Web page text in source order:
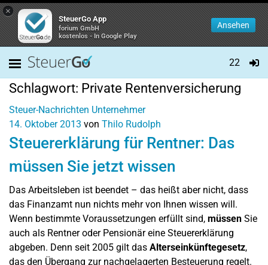
×
SteuerGo App
forium GmbH
kostenlos - In Google Play
Ansehen
22
Schlagwort: Private Rentenversicherung
Steuer-Nachrichten Unternehmer
14. Oktober 2013 von Thilo Rudolph
Steuererklärung für Rentner: Das
müssen Sie jetzt wissen
Das Arbeitsleben ist beendet – das heißt aber nicht, dass
das Finanzamt nun nichts mehr von Ihnen wissen will.
Wenn bestimmte Voraussetzungen erfüllt sind, müssen Sie
auch als Rentner oder Pensionär eine Steuererklärung
abgeben. Denn seit 2005 gilt das Alterseinkünftegesetz,
das den Übergang zur nachgelagerten Besteuerung regelt.